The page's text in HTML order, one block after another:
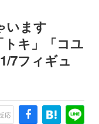
います
キ」「コユ
7フィギュ
反応